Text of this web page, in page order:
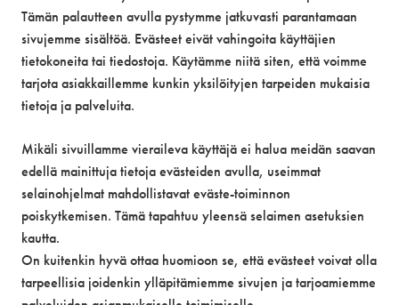
Tämän palautteen avulla pystymme jatkuvasti parantamaan
sivujemme sisältöä. Evästeet eivät vahingoita käyttäjien
tietokoneita tai tiedostoja. Käytämme niitä siten, että voimme
tarjota asiakkaillemme kunkin yksilöityjen tarpeiden mukaisia
tietoja ja palveluita.
Mikäli sivuillamme vieraileva käyttäjä ei halua meidän saavan
edellä mainittuja tietoja evästeiden avulla, useimmat
selainohjelmat mahdollistavat eväste-toiminnon
poiskytkemisen. Tämä tapahtuu yleensä selaimen asetuksien
kautta.
On kuitenkin hyvä ottaa huomioon se, että evästeet voivat olla
tarpeellisia joidenkin ylläpitämiemme sivujen ja tarjoamiemme